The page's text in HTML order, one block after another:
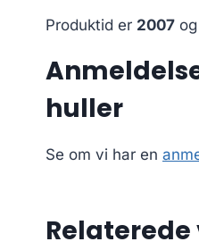
Produktid er 2007 og
huller
Se om vi har en